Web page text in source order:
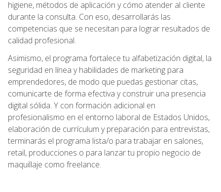
higiene, métodos de aplicación y cómo atender al cliente
durante la consulta. Con eso, desarrollarás las
competencias que se necesitan para lograr resultados de
calidad profesional.
Asimismo, el programa fortalece tu alfabetización digital, la
seguridad en línea y habilidades de marketing para
emprendedores, de modo que puedas gestionar citas,
comunicarte de forma efectiva y construir una presencia
digital sólida. Y con formación adicional en
profesionalismo en el entorno laboral de Estados Unidos,
elaboración de currículum y preparación para entrevistas,
terminarás el programa lista/o para trabajar en salones,
retail, producciones o para lanzar tu propio negocio de
maquillaje como freelance.